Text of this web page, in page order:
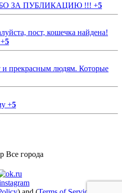
ЗА ПУБЛИКАЦИЮ !!! +5
пост, кошечка найдена!
+5
и прекрасным людям. Которые
+5
Все города